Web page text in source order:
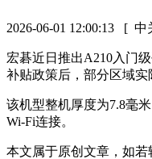
2026-06-01 12:00:13 [ 中
宏碁近日推出A210入门
补贴政策后，部分区域实
该机型整机厚度为7.8毫
Wi-Fi连接。
本文属于原创文章，如若